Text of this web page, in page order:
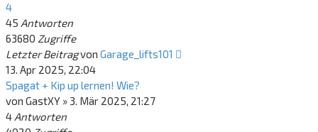
4
45 Antworten
63680 Zugriffe
Letzter Beitragvon Garage_lifts101
13. Apr 2025, 22:04
Spagat + Kip up lernen! Wie?
von GastXY » 3. Mär 2025, 21:27
4 Antworten